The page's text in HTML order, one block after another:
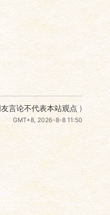
言论不代表本站观点 )
GMT+8, 2026-8-8 11:50